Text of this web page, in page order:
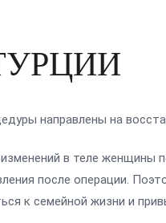
направлены на
в теле
после операции.
к семейной жизни и